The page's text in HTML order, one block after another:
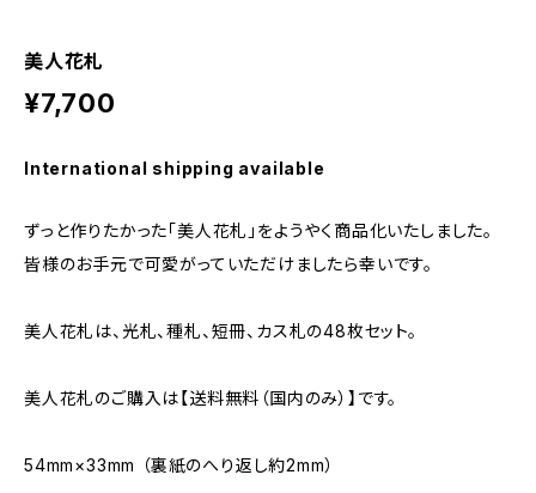
美人花札
¥7,700
International shipping available
ずっと作りたかった「美人花札」をようやく商品化いたしました。
皆様のお手元で可愛がっていただけましたら幸いです。
美人花札は、光札、種札、短冊、カス札の48枚セット。
美人花札のご購入は【送料無料（国内のみ）】です。
54mm×33mm （裏紙のへり返し約2mm）